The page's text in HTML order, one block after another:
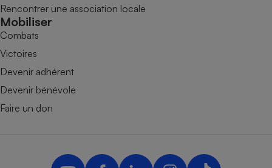
Rencontrer une association locale
Mobiliser
Combats
Victoires
Devenir adhérent
Devenir bénévole
Faire un don